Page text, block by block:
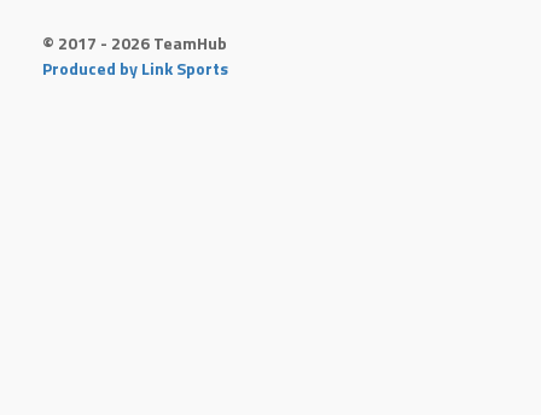
© 2017 - 2026 TeamHub
Produced by Link Sports